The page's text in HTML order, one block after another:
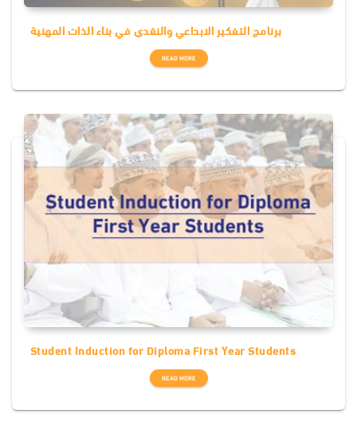
برنامج التفكير الابداعي والنقدي في بناء الذات المهنية
READ MORE
Student Induction for Diploma First Year Students
READ MORE